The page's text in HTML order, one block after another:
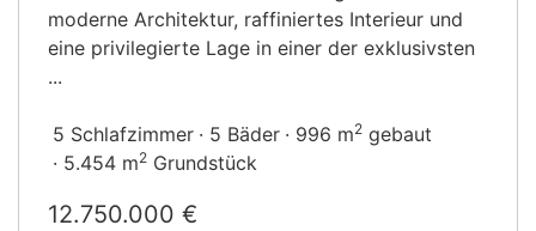
moderne Architektur, raffiniertes Interieur und
eine privilegierte Lage in einer der exklusivsten
...
5 Schlafzimmer 5 Bäder 996 m2 gebaut
5.454 m2 Grundstück
12.750.000 €